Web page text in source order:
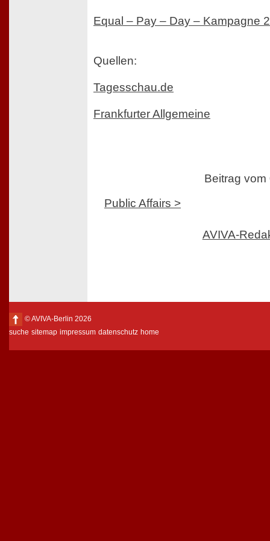
Equal – Pay – Day – Kampagne
Quellen:
Tagesschau.de
Frankfurter Allgemeine
Public Affairs >
Beitrag
AVIVA-
© AVIVA-Berlin 2026
suche sitemap impressum datenschutz home